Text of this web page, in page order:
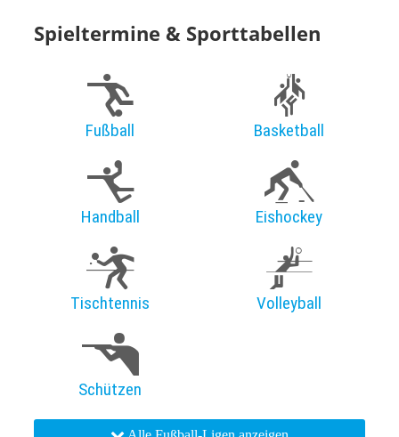
Spieltermine & Sporttabellen
Fußball Basketball
Handball Eishockey
Tischtennis Volleyball
Schützen